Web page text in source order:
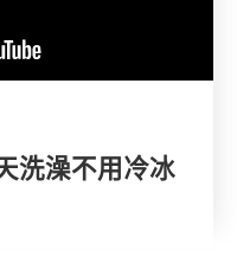
洗澡不用冷冰